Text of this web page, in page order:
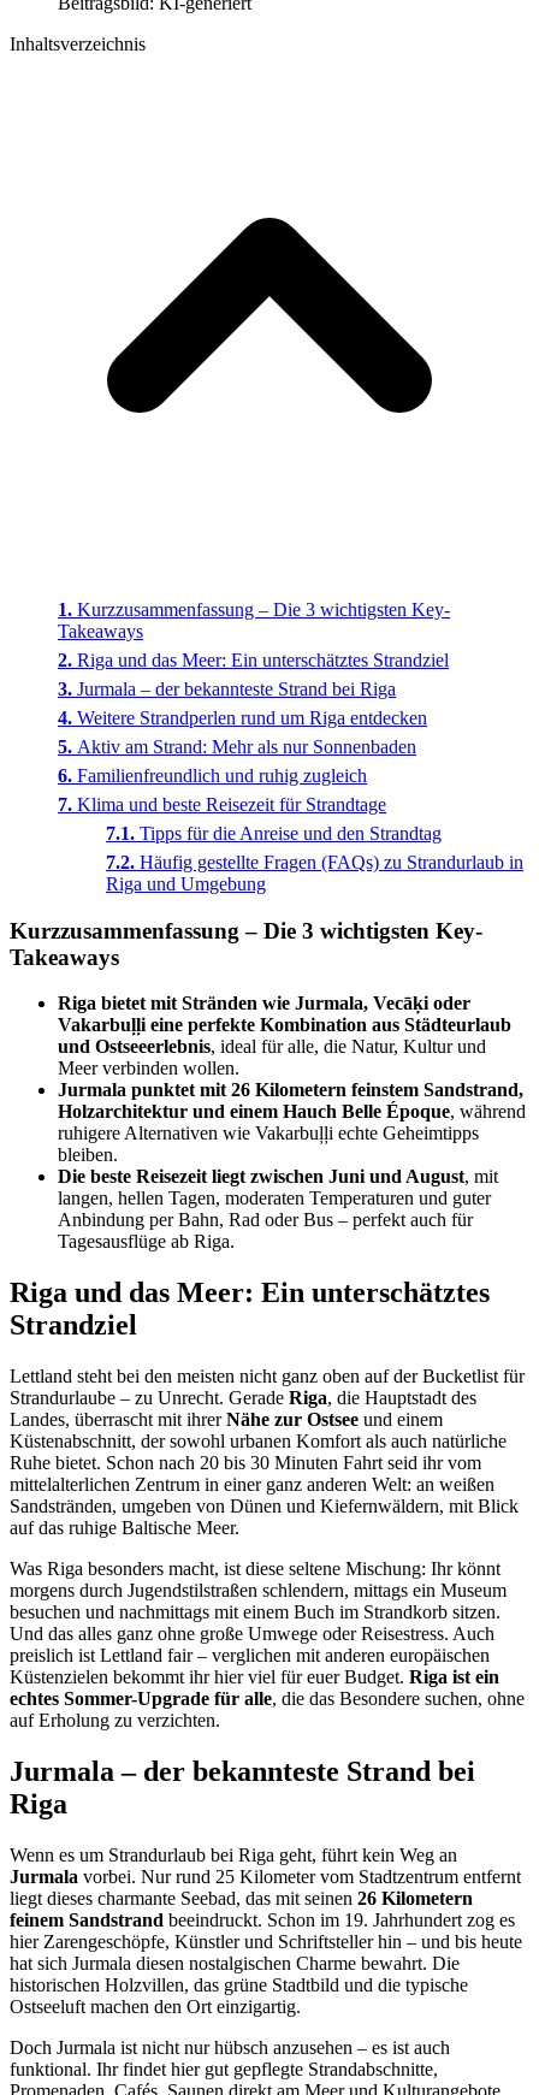
Inhaltsverzeichnis
Kurzzusammenfassung – Die 3 wichtigsten Key-
Takeaways
Riga und das Meer: Ein unterschätztes Strandziel
Jurmala – der bekannteste Strand bei Riga
Weitere Strandperlen rund um Riga entdecken
Aktiv am Strand: Mehr als nur Sonnenbaden
Familienfreundlich und ruhig zugleich
Klima und beste Reisezeit für Strandtage
Tipps für die Anreise und den Strandtag
Häufig gestellte Fragen (FAQs) zu Strandurlaub in
Riga und Umgebung
Kurzzusammenfassung – Die 3 wichtigsten Key-
Takeaways
Riga bietet mit Stränden wie Jurmala, Vecāķi oder
Vakarbuļļi eine perfekte Kombination aus Städteurlaub
und Ostseeerlebnis, ideal für alle, die Natur, Kultur und
Meer verbinden wollen.
Jurmala punktet mit 26 Kilometern feinstem Sandstrand,
Holzarchitektur und einem Hauch Belle Époque, während
ruhigere Alternativen wie Vakarbuļļi echte Geheimtipps
bleiben.
Die beste Reisezeit liegt zwischen Juni und August, mit
langen, hellen Tagen, moderaten Temperaturen und guter
Anbindung per Bahn, Rad oder Bus – perfekt auch für
Tagesausflüge ab Riga.
Riga und das Meer: Ein unterschätztes
Strandziel
Lettland steht bei den meisten nicht ganz oben auf der Bucketlist für
Strandurlaube – zu Unrecht. Gerade Riga, die Hauptstadt des
Landes, überrascht mit ihrerNähe zur Ostsee und einem
Küstenabschnitt, der sowohl urbanen Komfort als auch natürliche
Ruhe bietet. Schon nach 20 bis 30 Minuten Fahrt seid ihr vom
mittelalterlichen Zentrum in einer ganz anderen Welt: an weißen
Sandstränden, umgeben von Dünen und Kiefernwäldern, mit Blick
auf das ruhige Baltische Meer.
Was Riga besonders macht, ist diese seltene Mischung: Ihr könnt
morgens durch Jugendstilstraßen schlendern, mittags ein Museum
besuchen und nachmittags mit einem Buch im Strandkorb sitzen.
Und das alles ganz ohne große Umwege oder Reisestress. Auch
preislich ist Lettland fair – verglichen mit anderen europäischen
Küstenzielen bekommt ihr hier viel für euer Budget. Riga ist ein
echtes Sommer-Upgrade für alle, die das Besondere suchen, ohne
auf Erholung zu verzichten.
Jurmala – der bekannteste Strand bei
Riga
Wenn es um Strandurlaub bei Riga geht, führt kein Weg an
Jurmala vorbei. Nur rund 25 Kilometer vom Stadtzentrum entfernt
liegt dieses charmante Seebad, das mit seinen 26 Kilometern
feinem Sandstrand beeindruckt. Schon im 19. Jahrhundert zog es
hier Zarengeschöpfe, Künstler und Schriftsteller hin – und bis heute
hat sich Jurmala diesen nostalgischen Charme bewahrt. Die
historischen Holzvillen, das grüne Stadtbild und die typische
Ostseeluft machen den Ort einzigartig.
Doch Jurmala ist nicht nur hübsch anzusehen – es ist auch
funktional. Ihr findet hier gut gepflegte Strandabschnitte,
Promenaden, Cafés, Saunen direkt am Meer und Kulturangebote